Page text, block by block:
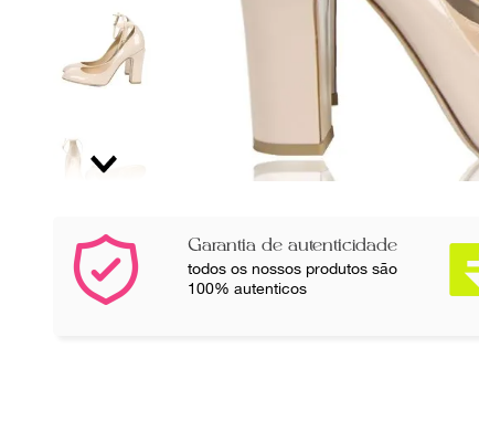
Garantia de autenticidade
todos os nossos produtos são
100% autenticos